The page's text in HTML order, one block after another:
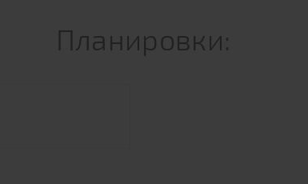
Планировки: